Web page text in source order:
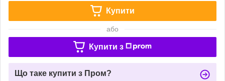
Купити
або
Купити з
Що таке купити з Пром?